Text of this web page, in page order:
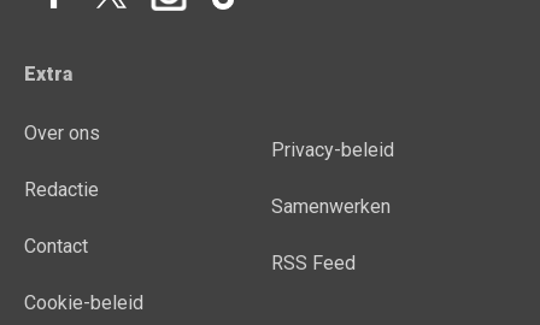
Extra
Over ons
Redactie
Contact
Cookie-beleid
Privacy-beleid
Samenwerken
RSS Feed